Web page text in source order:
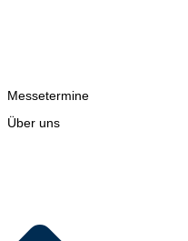
Messetermine
Über uns